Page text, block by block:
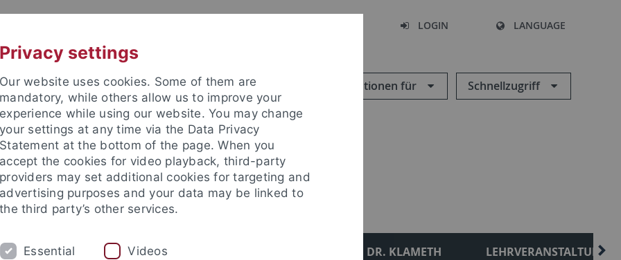
LOGIN LANGUAGE
Informationen für Schnellzugriff
und Biopharmazie
LUNTER PROF. DANIELS DR. KLAMETH
Privacy settings
Our website uses cookies. Some of them are
mandatory, while others allow us to improve your
experience while using our website. You may change
your settings at any time via the Data Privacy
Statement at the bottom of the page. When you
accept the cookies for video playback, third-party
providers may set additional cookies for targeting and
advertising purposes and your data may be linked to
the third party’s other services.
Essential Videos